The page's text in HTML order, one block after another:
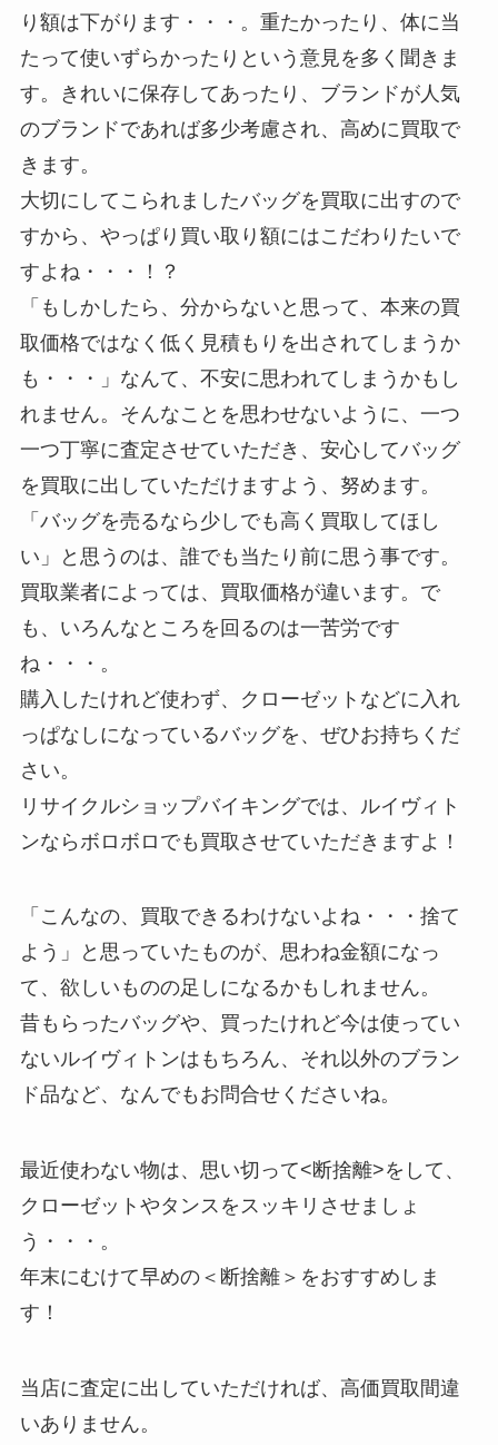
り額は下がります・・・。重たかったり、体に当
たって使いずらかったりという意見を多く聞きま
す。きれいに保存してあったり、ブランドが人気
のブランドであれば多少考慮され、高めに買取で
きます。
大切にしてこられましたバッグを買取に出すので
すから、やっぱり買い取り額にはこだわりたいで
すよね・・・！？
「もしかしたら、分からないと思って、本来の買
取価格ではなく低く見積もりを出されてしまうか
も・・・」なんて、不安に思われてしまうかもし
れません。そんなことを思わせないように、一つ
一つ丁寧に査定させていただき、安心してバッグ
を買取に出していただけますよう、努めます。
「バッグを売るなら少しでも高く買取してほし
い」と思うのは、誰でも当たり前に思う事です。
買取業者によっては、買取価格が違います。で
も、いろんなところを回るのは一苦労です
ね・・・。
購入したけれど使わず、クローゼットなどに入れ
っぱなしになっているバッグを、ぜひお持ちくだ
さい。
リサイクルショップバイキングでは、ルイヴィト
ンならボロボロでも買取させていただきますよ！
「こんなの、買取できるわけないよね・・・捨て
よう」と思っていたものが、思わね金額になっ
て、欲しいものの足しになるかもしれません。
昔もらったバッグや、買ったけれど今は使ってい
ないルイヴィトンはもちろん、それ以外のブラン
ド品など、なんでもお問合せくださいね。
最近使わない物は、思い切って<断捨離>をして、
クローゼットやタンスをスッキリさせましょ
う・・・。
年末にむけて早めの＜断捨離＞をおすすめしま
す！
当店に査定に出していただければ、高価買取間違
いありません。